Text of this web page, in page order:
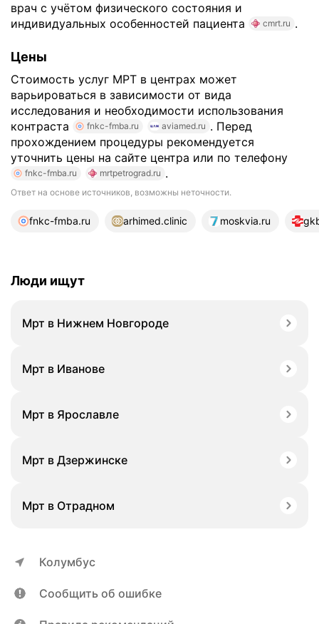
врач с учётом физического состояния и
индивидуальных особенностей пациента
cmrt.ru .
Цены
Стоимость услуг МРТ в центрах может
варьироваться в зависимости от вида
исследования и необходимости использования
контраста
fnkc-fmba.ru aviamed.ru . Перед
прохождением процедуры рекомендуется
уточнить цены на сайте центра или по телефону
fnkc-fmba.ru mrtpetrograd.ru .
Ответ на основе источников, возможны неточности.
22 источника
fnkc-fmba.ru arhimed.clinic moskvia.ru
Люди ищут
Мрт в Нижнем Новгороде
Мрт в Иванове
Мрт в Ярославле
Мрт в Дзержинске
Мрт в Отрадном
Колумбус
Сообщить об ошибке